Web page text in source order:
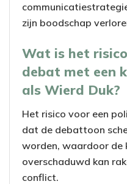
zijn boodschap
Wat is het
debat met een
als Wierd Duk?
Het risico voor een
dat de debattoon
worden, waardoor de
overschaduwd kan
conflict.